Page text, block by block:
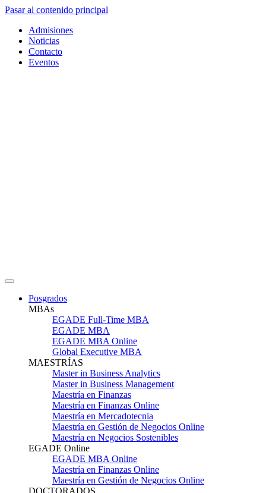
Pasar al contenido principal
Admisiones
Noticias
Contacto
Eventos
Posgrados
MBAs
EGADE Full-Time MBA
EGADE MBA
EGADE MBA Online
Global Executive MBA
MAESTRÍAS
Master in Business Analytics
Master in Business Management
Maestría en Finanzas
Maestría en Finanzas Online
Maestría en Mercadotecnia
Maestría en Gestión de Negocios Online
Maestría en Negocios Sostenibles
EGADE Online
EGADE MBA Online
Maestría en Finanzas Online
Maestría en Gestión de Negocios Online
DOCTORADOS